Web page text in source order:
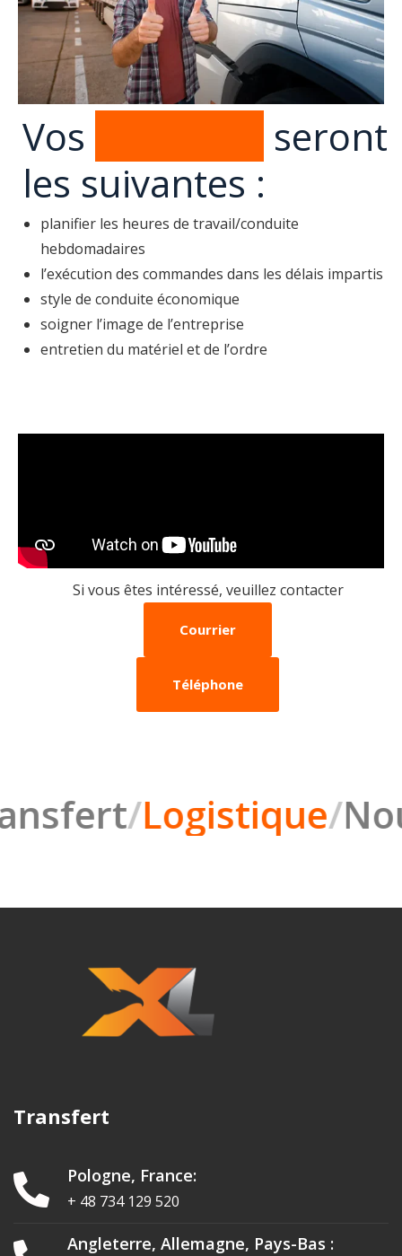
Vos
seront
les suivantes :
planifier les heures de travail/conduite
hebdomadaires
l’exécution des commandes dans les délais impartis
style de conduite économique
soigner l’image de l’entreprise
entretien du matériel et de l’ordre
Si vous êtes intéressé, veuillez contacter
Courrier
Téléphone
/Logistique/
Transfert
Pologne, France:
+ 48 734 129 520
Angleterre, Allemagne, Pays-Bas :